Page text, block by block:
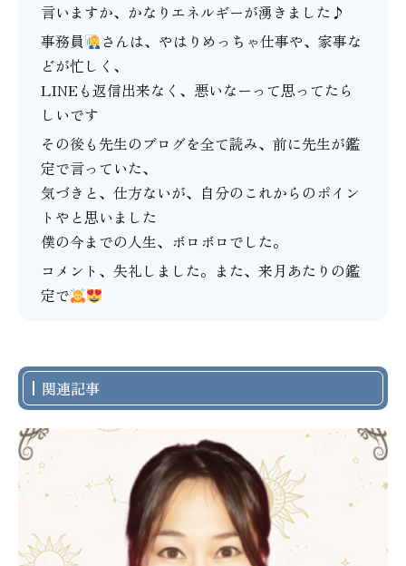
言いますか、かなりエネルギーが湧きました♪
事務員
さんは、やはりめっちゃ仕事や、家事な
どが忙しく、
LINEも返信出来なく、悪いなーって思ってたら
しいです
その後も先生のブログを全て読み、前に先生が鑑
定で言っていた、
気づきと、仕方ないが、自分のこれからのポイン
トやと思いました
僕の今までの人生、ボロボロでした。
コメント、失礼しました。また、来月あたりの鑑
定で
関連記事